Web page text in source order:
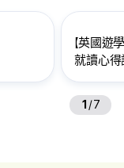
【英國遊
就讀心得
1 /7